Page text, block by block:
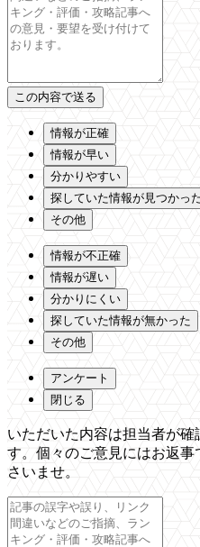
情報が正確
情報が早い
分かりやすい
探していた情報が見つかっ
その他
情報が不正確
情報が遅い
分かりにくい
探していた情報が無かった
その他
アンケート
閉じる
いただいた内容は担当者が
す。個々のご意見にはお返
さいませ。